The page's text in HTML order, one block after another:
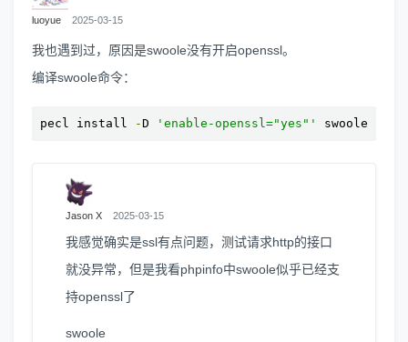
luoyue 2025-03-15
我也遇到过，原因是swoole没有开启openssl。
编译swoole命令：
pecl install -D 'enable-openssl="yes"' swoole
Jason X 2025-03-15
我感觉确实是ssl有点问题，测试请求http的接口
就没异常，但是我看phpinfo中swoole似乎已经支
持openssl了
swoole